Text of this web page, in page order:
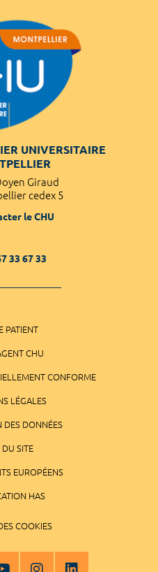
UNIVERSITAIRE
Giraud
cedex 5
le CHU
33 67 33
PATIENT
CHU
CONFORME
LÉGALES
DES DONNÉES
SITE
EUROPÉENS
HAS
COOKIES